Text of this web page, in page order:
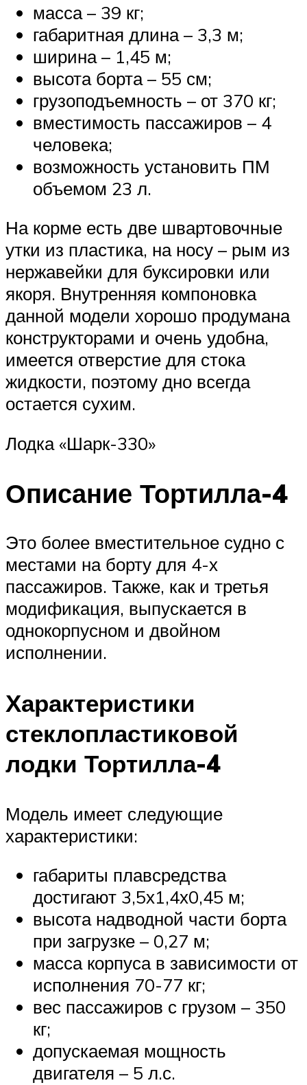
масса – 39 кг;
габаритная длина – 3,3 м;
ширина – 1,45 м;
высота борта – 55 см;
грузоподъемность – от 370 кг;
вместимость пассажиров – 4
человека;
возможность установить ПМ
объемом 23 л.
На корме есть две швартовочные
утки из пластика, на носу – рым из
нержавейки для буксировки или
якоря. Внутренняя компоновка
данной модели хорошо продумана
конструкторами и очень удобна,
имеется отверстие для стока
жидкости, поэтому дно всегда
остается сухим.
Лодка «Шарк-330»
Описание Тортилла-4
Это более вместительное судно с
местами на борту для 4-х
пассажиров. Также, как и третья
модификация, выпускается в
однокорпусном и двойном
исполнении.
Характеристики
стеклопластиковой
лодки Тортилла-4
Модель имеет следующие
характеристики:
габариты плавсредства
достигают 3,5х1,4х0,45 м;
высота надводной части борта
при загрузке – 0,27 м;
масса корпуса в зависимости от
исполнения 70-77 кг;
вес пассажиров с грузом – 350
кг;
допускаемая мощность
двигателя – 5 л.с.